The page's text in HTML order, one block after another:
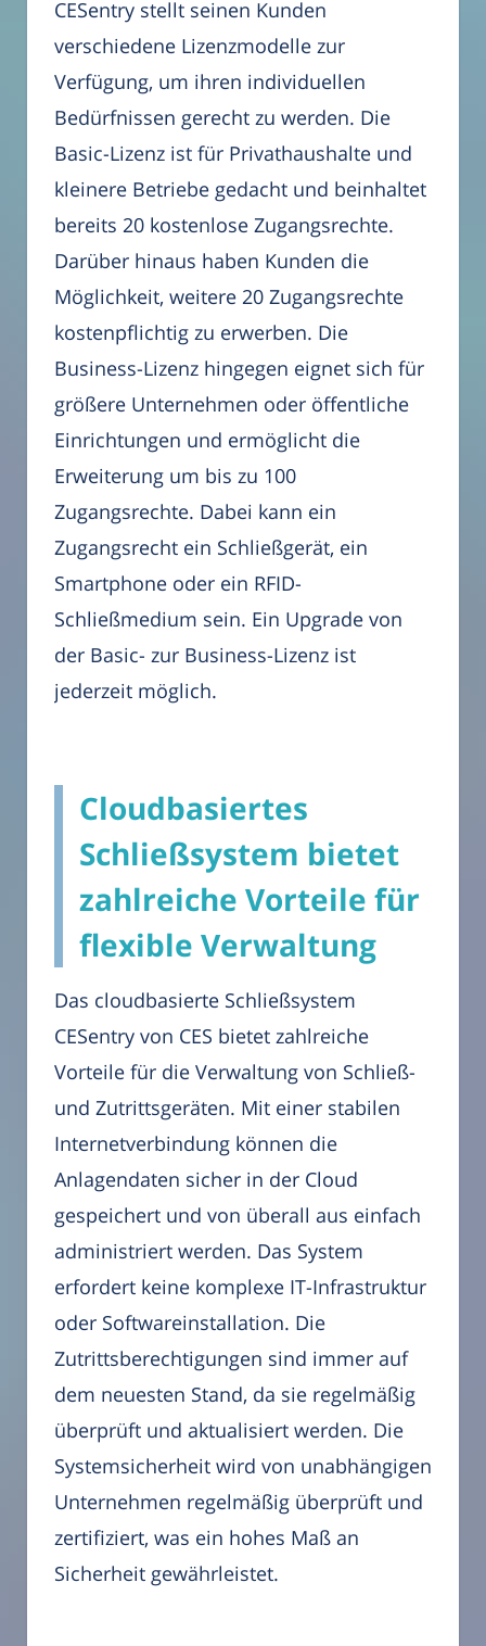
CESentry stellt seinen Kunden
verschiedene Lizenzmodelle zur
Verfügung, um ihren individuellen
Bedürfnissen gerecht zu werden. Die
Basic-Lizenz ist für Privathaushalte und
kleinere Betriebe gedacht und beinhaltet
bereits 20 kostenlose Zugangsrechte.
Darüber hinaus haben Kunden die
Möglichkeit, weitere 20 Zugangsrechte
kostenpflichtig zu erwerben. Die
Business-Lizenz hingegen eignet sich für
größere Unternehmen oder öffentliche
Einrichtungen und ermöglicht die
Erweiterung um bis zu 100
Zugangsrechte. Dabei kann ein
Zugangsrecht ein Schließgerät, ein
Smartphone oder ein RFID-
Schließmedium sein. Ein Upgrade von
der Basic- zur Business-Lizenz ist
jederzeit möglich.
Cloudbasiertes
Schließsystem bietet
zahlreiche Vorteile für
flexible Verwaltung
Das cloudbasierte Schließsystem
CESentry von CES bietet zahlreiche
Vorteile für die Verwaltung von Schließ-
und Zutrittsgeräten. Mit einer stabilen
Internetverbindung können die
Anlagendaten sicher in der Cloud
gespeichert und von überall aus einfach
administriert werden. Das System
erfordert keine komplexe IT-Infrastruktur
oder Softwareinstallation. Die
Zutrittsberechtigungen sind immer auf
dem neuesten Stand, da sie regelmäßig
überprüft und aktualisiert werden. Die
Systemsicherheit wird von unabhängigen
Unternehmen regelmäßig überprüft und
zertifiziert, was ein hohes Maß an
Sicherheit gewährleistet.